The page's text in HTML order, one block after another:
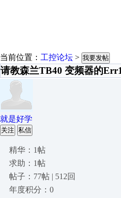
当前位置： 工控论坛 > 我要发帖
请教森兰TB40 变频器的
就是好学
关注 私信
精华：1帖
求助：1帖
帖子：77帖 | 512回
年度积分：0